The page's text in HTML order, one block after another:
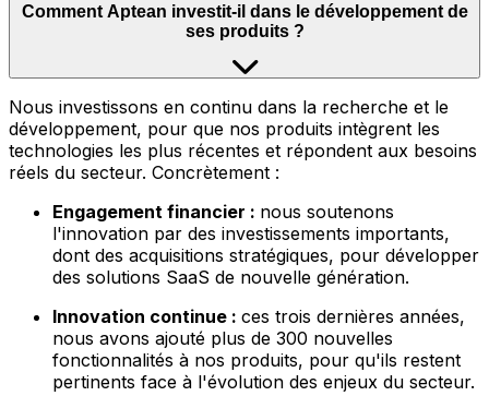
Comment Aptean investit-il dans le développement de
ses produits ?
Nous investissons en continu dans la recherche et le
développement, pour que nos produits intègrent les
technologies les plus récentes et répondent aux besoins
réels du secteur. Concrètement :
Engagement financier : nous soutenons
l'innovation par des investissements importants,
dont des acquisitions stratégiques, pour développer
des solutions SaaS de nouvelle génération.
Innovation continue : ces trois dernières années,
nous avons ajouté plus de 300 nouvelles
fonctionnalités à nos produits, pour qu'ils restent
pertinents face à l'évolution des enjeux du secteur.